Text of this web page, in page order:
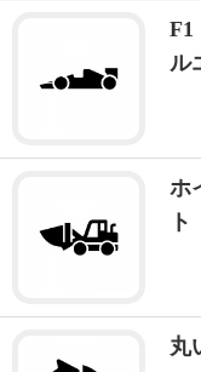
F1
ル
ホ
ト
丸